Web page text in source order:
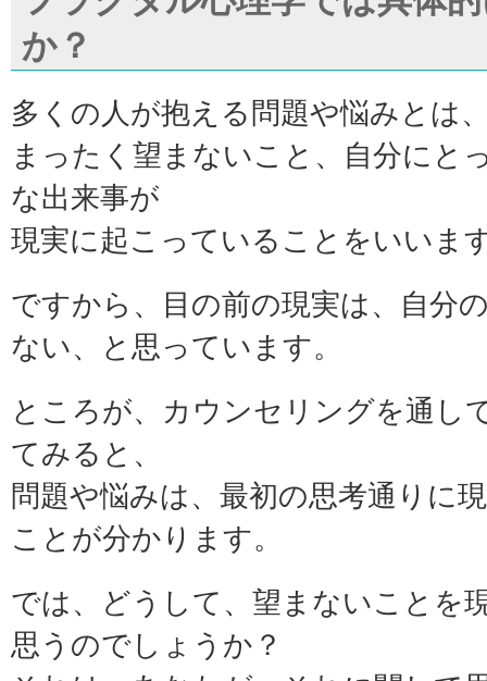
か？
多くの人が抱える問題や悩みとは
まったく望まないこと、自分にと
な出来事が
現実に起こっていることをいいま
ですから、目の前の現実は、自分
ない、と思っています。
ところが、カウンセリングを通し
てみると、
問題や悩みは、最初の思考通りに
ことが分かります。
では、どうして、望まないことを
思うのでしょうか？